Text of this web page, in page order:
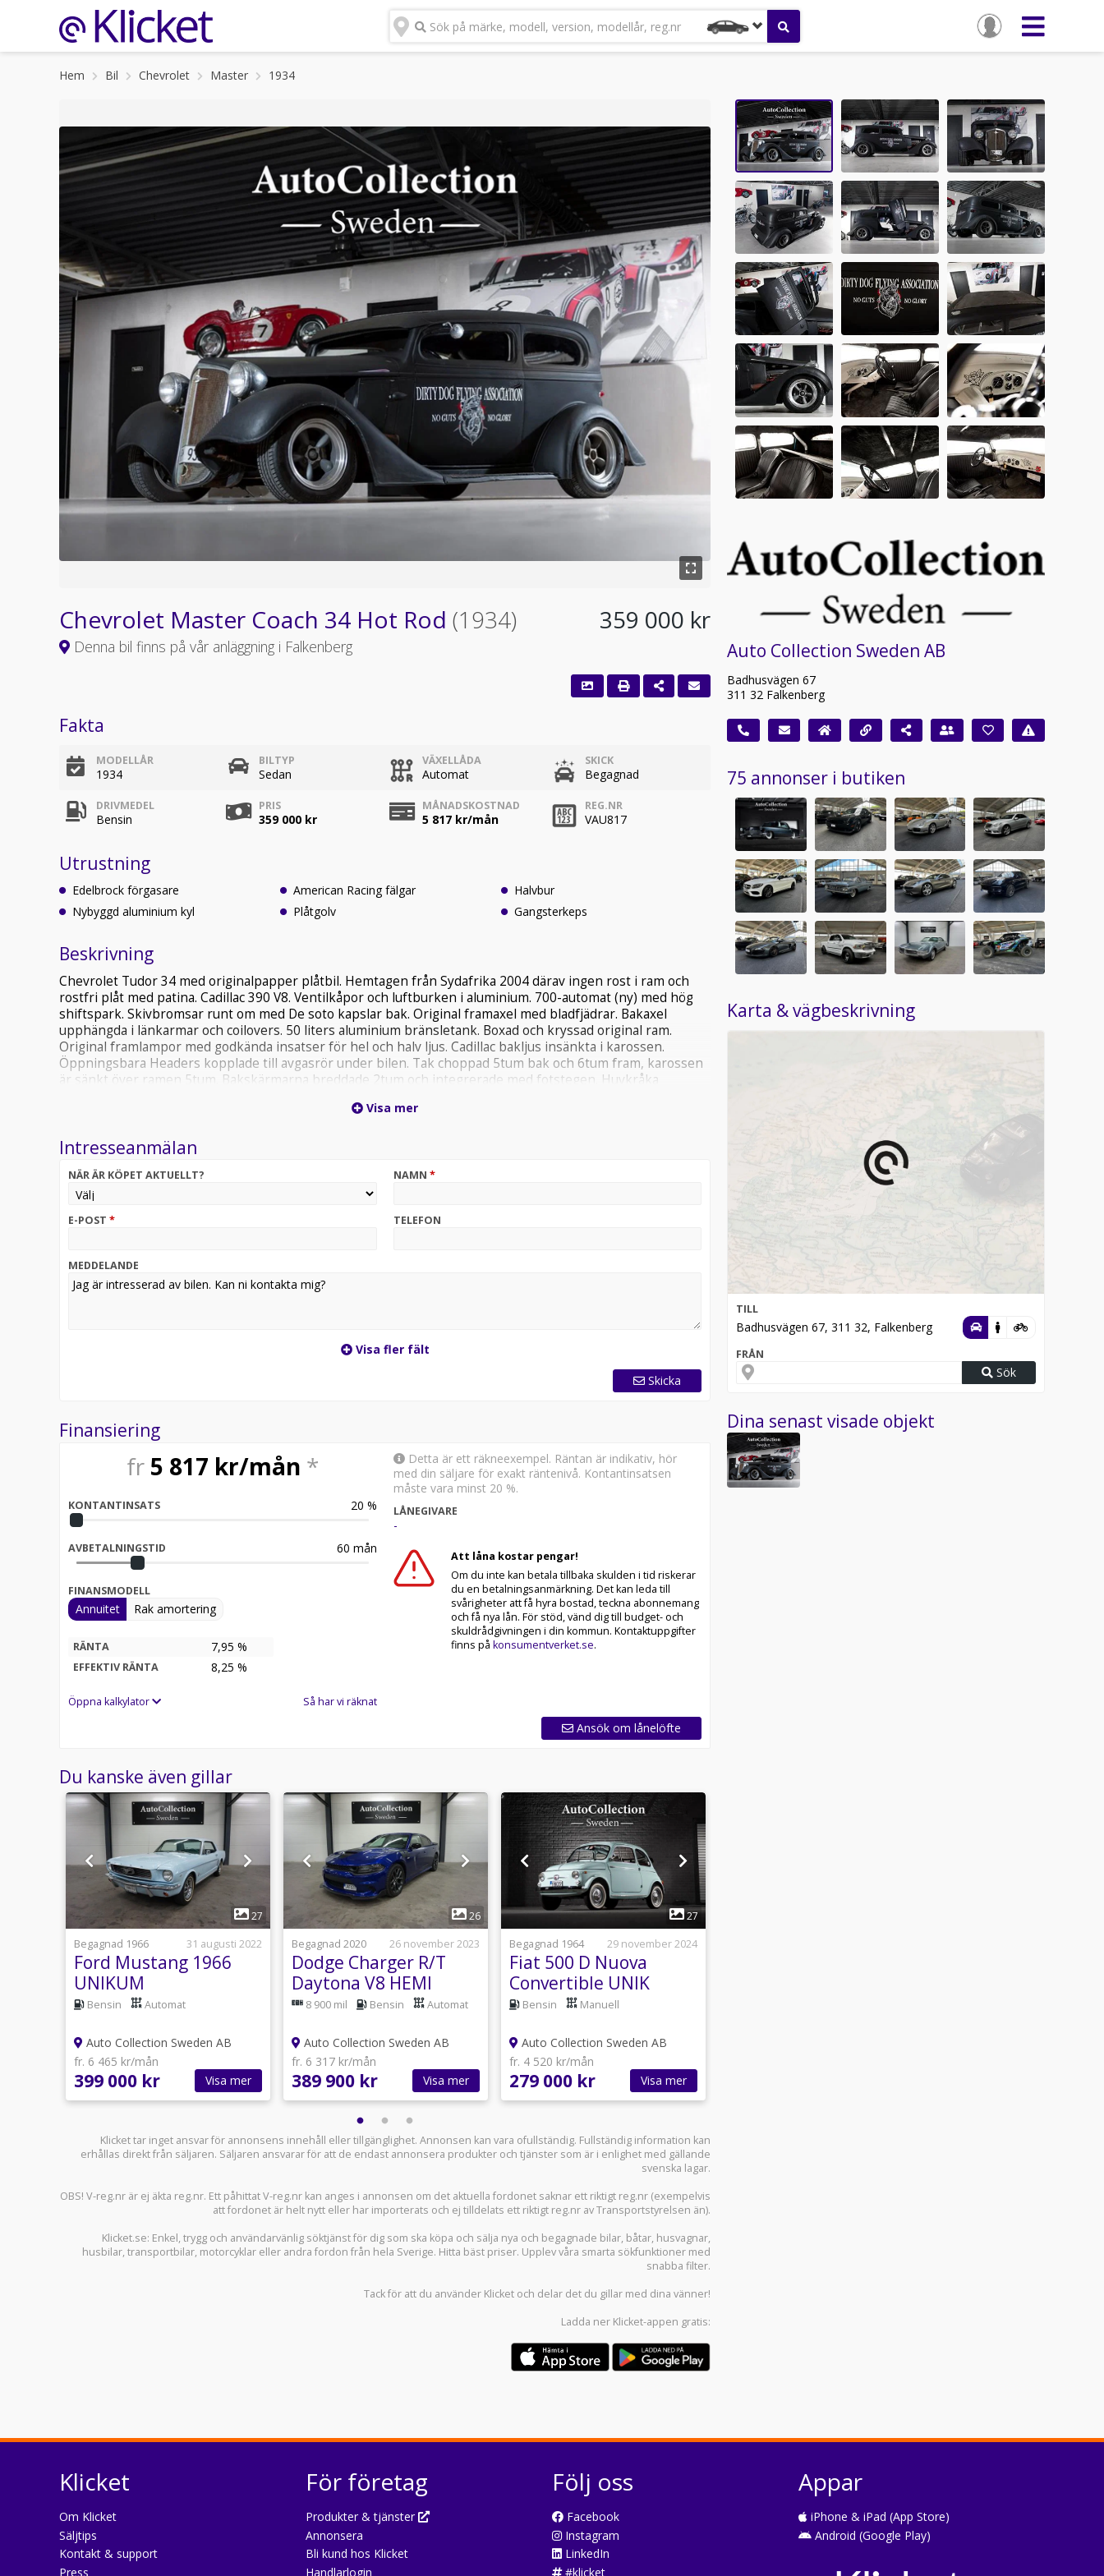
Sök på märke, modell, version, modellår, reg.nr
Hem Bil Chevrolet Master 1934
Chevrolet Master Coach 34 Hot Rod (1934)
Denna bil finns på vår anläggning i Falkenberg
359 000 kr
Fakta
MODELLÅR
1934
BILTYP
Sedan
VÄXELLÅDA
Automat
SKICK
Begagnad
DRIVMEDEL
Bensin
PRIS
359 000 kr
MÅNADSKOSTNAD
5 817kr/mån
REG.NR
VAU817
Utrustning
Edelbrock förgasare
Nybyggd aluminium kyl
American Racing fälgar
Plåtgolv
Halvbur
Gangsterkeps
Beskrivning
Chevrolet Tudor 34 med originalpapper plåtbil. Hemtagen från Sydafrika 2004 därav ingen rost i ram och
rostfri plåt med patina. Cadillac 390 V8. Ventilkåpor och luftburken i aluminium. 700-automat (ny) med hög
shiftspark. Skivbromsar runt om med De soto kapslar bak. Original framaxel med bladfjädrar. Bakaxel
upphängda i länkarmar och coilovers. 50 liters aluminium bränsletank. Boxad och kryssad original ram.
Original framlampor med godkända insatser för hel och halv ljus. Cadillac bakljus insänkta i karossen.
Öppningsbara Headers kopplade till avgasrör under bilen. Tak choppad 5tum bak och 6tum fram, karossen
är sänkt över ramen 5tum. Bakskärmarna breddade 2tum och integrerade med fotstegen. Huvkråka
komfort och mycket attityd. Vi tar gärna din bil i inbyte billigare samt dyrare bil och erbjuder förmånliga
med tidsbokning.
Visa mer
Intresseanmälan
NÄR ÄR KÖPET AKTUELLT? NAMN *
E-POST * TELEFON
MEDDELANDE
Visa fler fält
Skicka
Finansiering
fr 5 817 kr/mån *
KONTANTINSATS 20 %
AVBETALNINGSTID 60 mån
FINANSMODELL
Annuitet Rak amortering
RÄNTA 7,95 %
EFFEKTIV RÄNTA 8,25 %
Öppna kalkylator Så har vi räknat
Detta är ett räkneexempel. Räntan är indikativ, hör
med din säljare för exakt räntenivå. Kontantinsatsen
måste vara minst 20 %.
LÅNEGIVARE
-
Att låna kostar pengar!
Om du inte kan betala tillbaka skulden i tid riskerar
du en betalningsanmärkning. Det kan leda till
svårigheter att få hyra bostad, teckna abonnemang
och få nya lån. För stöd, vänd dig till budget- och
skuldrådgivningen i din kommun. Kontaktuppgifter
finns på konsumentverket.se.
Ansök om lånelöfte
Du kanske även gillar
1
27
Begagnad 1966
31 augusti 2022
Ford Mustang 1966
UNIKUM
Bensin Automat
Auto Collection Sweden AB
fr. 6 465 kr/mån
399 000 kr Visa mer
1
26
Begagnad 2020
26 november 2023
Dodge Charger R/T
Daytona V8 HEMI
8 900 mil Bensin Automat
Auto Collection Sweden AB
fr. 6 317 kr/mån
389 900 kr Visa mer
1
27
Begagnad 1964
29 november 2024
Fiat 500 D Nuova
Convertible UNIK
Bensin Manuell
Auto Collection Sweden AB
fr. 4 520 kr/mån
279 000 kr Visa mer
Klicket tar inget ansvar för annonsens innehåll eller tillgänglighet. Annonsen kan vara ofullständig. Fullständig information kan
erhållas direkt från säljaren. Säljaren ansvarar för att de endast annonsera produkter och tjänster som är i enlighet med gällande
svenska lagar.
OBS! V-reg.nr är ej äkta reg.nr. Ett påhittat V-reg.nr kan anges i annonsen om det aktuella fordonet saknar ett riktigt reg.nr (exempelvis
att fordonet är helt nytt eller har importerats och ej tilldelats ett riktigt reg.nr av Transportstyrelsen än).
Klicket.se: Enkel, trygg och användarvänlig söktjänst för dig som ska köpa och sälja nya och begagnade bilar, båtar, husvagnar,
husbilar,transportbilar, motorcyklar eller andra fordon från hela Sverige. Hitta bäst priser. Upplev våra smarta sökfunktioner med
snabba filter.
Tack för att du använder Klicket och delar det du gillar med dina vänner!
Ladda ner Klicket-appen gratis:
Auto Collection Sweden AB
Badhusvägen 67
311 32 Falkenberg
75 annonser i butiken
Karta & vägbeskrivning
TILL
Badhusvägen 67, 311 32, Falkenberg
FRÅN
Sök
Dina senast visade objekt
Klicket
Om Klicket
Säljtips
Kontakt & support
Press
För företag
Produkter & tjänster
Annonsera
Bli kund hos Klicket
Handlarlogin
Följ oss
Facebook
Instagram
LinkedIn
#klicket
Appar
iPhone & iPad (App Store)
Android (Google Play)